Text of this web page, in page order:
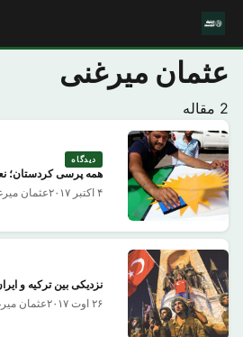
عثمان میرغنی
2 مقاله
دیدگاه
همه پرسی کردستان؛
عثمان ۴ اکتبر ۲۰۱۷
نزدیکی بین ترکیه و
عثمان ۲۶ اوت ۲۰۱۷